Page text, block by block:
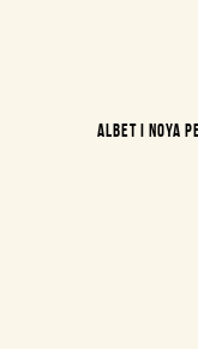
ALBET I NOYA